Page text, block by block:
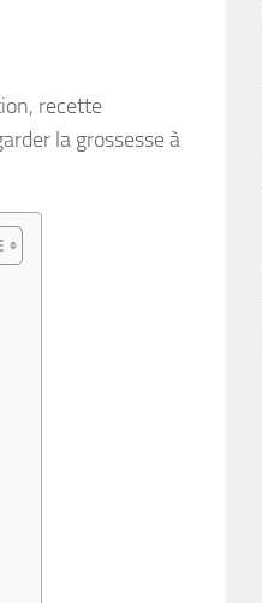
recette
la grossesse à